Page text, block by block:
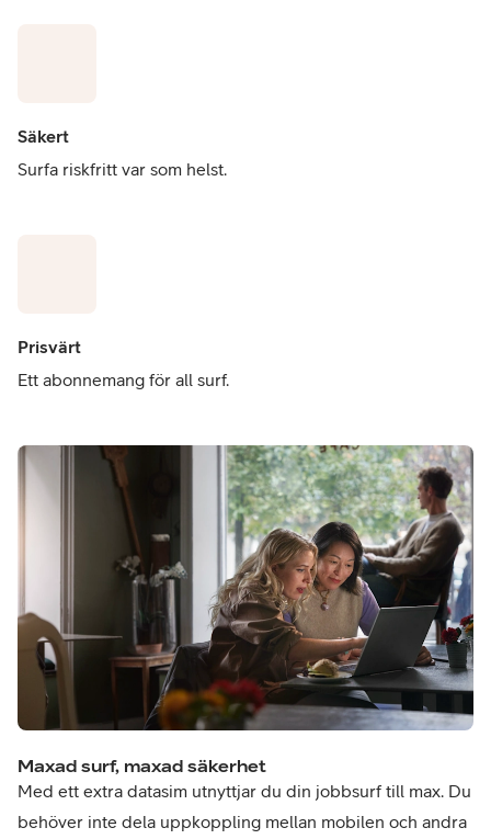
Säkert
Surfa riskfritt var som helst.
Prisvärt
Ett abonnemang för all surf.
Maxad surf, maxad säkerhet
Med ett extra datasim utnyttjar du din jobbsurf till max. Du
behöver inte dela uppkoppling mellan mobilen och andra